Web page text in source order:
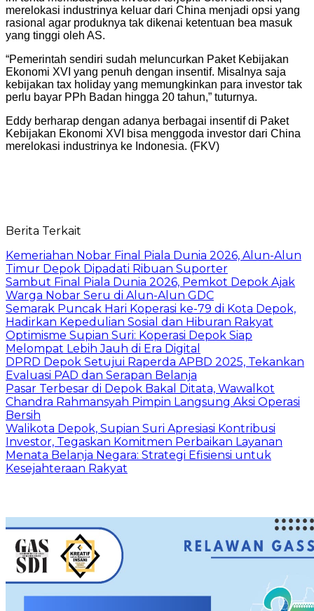
merelokasi industrinya keluar dari China menjadi opsi yang
rasional agar produknya tak dikenai ketentuan bea masuk
yang tinggi oleh AS.
“Pemerintah sendiri sudah meluncurkan Paket Kebijakan
Ekonomi XVI yang penuh dengan insentif. Misalnya saja
kebijakan tax holiday yang memungkinkan para investor tak
perlu bayar PPh Badan hingga 20 tahun,” tuturnya.
Eddy berharap dengan adanya berbagai insentif di Paket
Kebijakan Ekonomi XVI bisa menggoda investor dari China
merelokasi industrinya ke Indonesia. (FKV)
Berita Terkait
Kemeriahan Nobar Final Piala Dunia 2026, Alun-Alun
Timur Depok Dipadati Ribuan Suporter
Sambut Final Piala Dunia 2026, Pemkot Depok Ajak
Warga Nobar Seru di Alun-Alun GDC
Semarak Puncak Hari Koperasi ke-79 di Kota Depok,
Hadirkan Kepedulian Sosial dan Hiburan Rakyat
Optimisme Supian Suri: Koperasi Depok Siap
Melompat Lebih Jauh di Era Digital
DPRD Depok Setujui Raperda APBD 2025, Tekankan
Evaluasi PAD dan Serapan Belanja
Pasar Terbesar di Depok Bakal Ditata, Wawalkot
Chandra Rahmansyah Pimpin Langsung Aksi Operasi
Bersih
Walikota Depok, Supian Suri Apresiasi Kontribusi
Investor, Tegaskan Komitmen Perbaikan Layanan
Menata Belanja Negara: Strategi Efisiensi untuk
Kesejahteraan Rakyat